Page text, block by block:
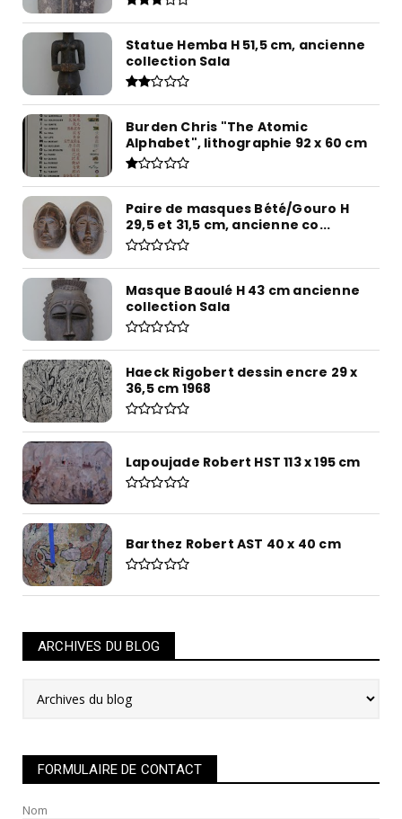
Statue Hemba H 51,5 cm, ancienne
collection Sala
Burden Chris "The Atomic
Alphabet", lithographie 92 x 60 cm
Paire de masques Bété/Gouro H
29,5 et 31,5 cm, ancienne co...
Masque Baoulé H 43 cm ancienne
collection Sala
Haeck Rigobert dessin encre 29 x
36,5 cm 1968
Lapoujade Robert HST 113 x 195 cm
Barthez Robert AST 40 x 40 cm
ARCHIVES DU BLOG
FORMULAIRE DE CONTACT
Nom